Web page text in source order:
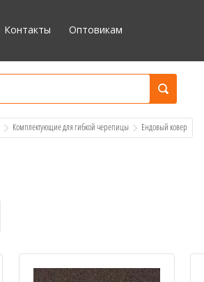
Контакты Оптовикам
Комплектующие для гибкой черепицы
  Ендовый ковер